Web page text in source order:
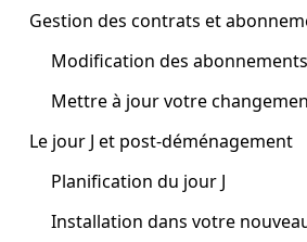
Gestion des contrats et
Modification des abonnements
Mettre à jour votre
Le jour J et post-déménagement
Planification du jour J
Installation dans votre